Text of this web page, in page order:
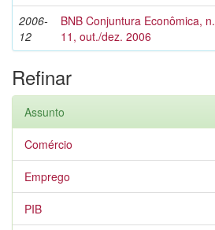
2006-
12
BNB Conjuntura Econômica, n.
11, out./dez. 2006
Refinar
Assunto
Comércio
Emprego
PIB